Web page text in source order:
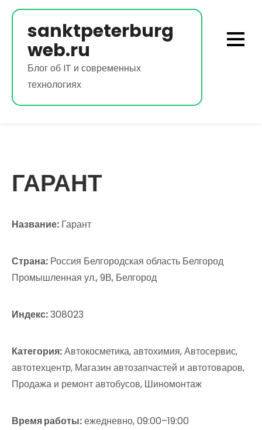
Перейти
содержимому
sanktpeterburg
web.ru
Блог об IT и современных
технологиях
ГАРАНТ
Название: Гарант
Страна: Россия Белгородская область Белгород
Промышленная ул., 9В, Белгород
Индекс:308023
Категория:Автокосметика, автохимия, Автосервис,
автотехцентр, Магазин автозапчастей и автотоваров,
Продажа и ремонт автобусов, Шиномонтаж
Время работы:ежедневно, 09:00–19:00